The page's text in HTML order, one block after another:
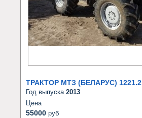
ТРАКТОР МТЗ (БЕЛАРУС) 1221.2
Год выпуска 2013
Цена
55000 руб